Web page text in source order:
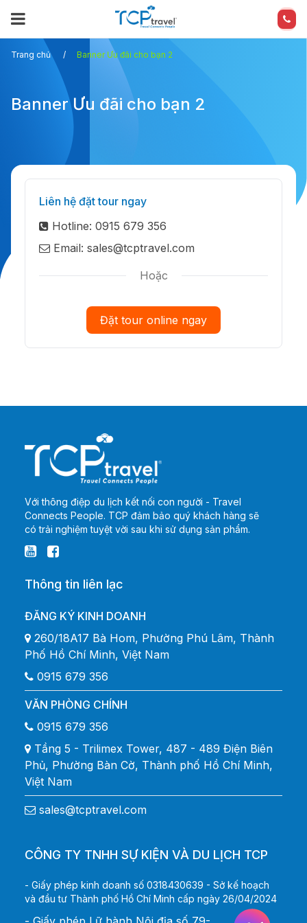
Trang chủ Banner Ưu đãi cho bạn 2
Banner Ưu đãi cho bạn 2
Liên hệ đặt tour ngay
Hotline: 0915 679 356
Email: sales@tcptravel.com
Hoặc
Đặt tour online ngay
Với thông điệp du lịch kết nối con người - Travel
Connects People. TCP đảm bảo quý khách hàng sẽ
có trải nghiệm tuyệt vời sau khi sử dụng sản phẩm.
Thông tin liên lạc
ĐĂNG KÝ KINH DOANH
260/18A17 Bà Hom, Phường Phú Lâm, Thành
Phố Hồ Chí Minh, Việt Nam
0915 679 356
VĂN PHÒNG CHÍNH
0915 679 356
Tầng 5 - Trilimex Tower, 487 - 489 Điện Biên
Phủ, Phường Bàn Cờ, Thành phố Hồ Chí Minh,
Việt Nam
sales@tcptravel.com
CÔNG TY TNHH SỰ KIỆN VÀ DU LỊCH TCP
- Giấy phép kinh doanh số 0318430639 - Sở kế hoạch
và đầu tư Thành phố Hồ Chí Minh cấp ngày 26/04/2024